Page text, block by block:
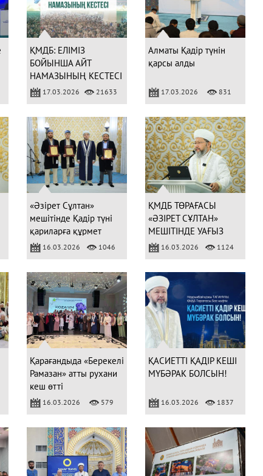
ҚМДБ: ЕЛІМІЗ
БОЙЫНША АЙТ
НАМАЗЫНЫҢ КЕСТЕСІ
17.03.2026 21633
Алматы Қадір түнін
қарсы алды
17.03.2026 831
«Әзірет Сұлтан»
мешітінде Қадір түні
қариларға құрмет
көрсетілді
16.03.2026 1046
ҚМДБ ТӨРАҒАСЫ
«ӘЗІРЕТ СҰЛТАН»
МЕШІТІНДЕ УАҒЫЗ
АЙТТЫ16.03.2026 1124
Қарағандыда «Берекелі
Рамазан» атты рухани
кеш өтті
16.03.2026 579
ҚАСИЕТТІ ҚАДІР КЕШІ
МҮБӘРАК БОЛСЫН!
16.03.2026 1837